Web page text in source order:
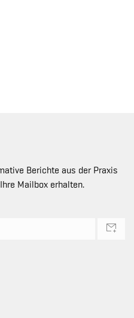
Berichte aus der Praxis
Mailbox erhalten.